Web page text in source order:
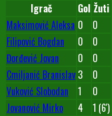
Igrač Gol Žuti
Maksimović Aleksa 0 0
Filipović Bogdan
0 0
Đorđević Jovan
0 0
Cmiljanić Branislav 3 0
Vuković Slobodan
1 0
Jovanović Mirko
4 1 (6')